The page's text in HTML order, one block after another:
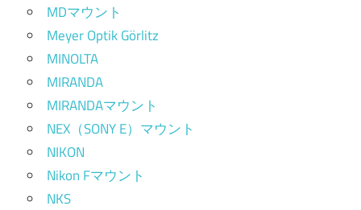
MDマウント
Meyer Optik Görlitz
MINOLTA
MIRANDA
MIRANDAマウント
NEX（SONY E）マウント
NIKON
Nikon Fマウント
NKS